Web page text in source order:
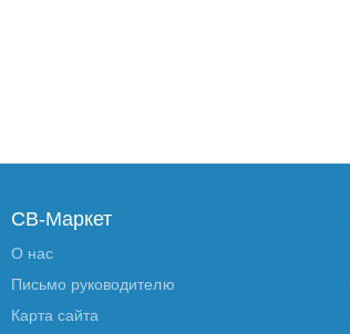
СВ-Маркет
О нас
Письмо руководителю
Карта сайта